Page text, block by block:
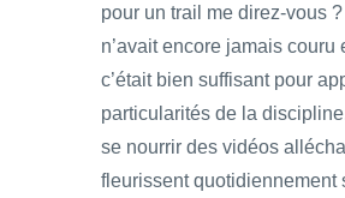
pour un trail me direz-vous
n’avait encore jamais couru
c’était bien suffisant pour
particularités de la
se nourrir des vidéos
fleurissent quotidiennement